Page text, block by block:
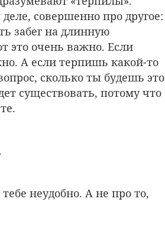
совершенно про другое:
забег на длинную
это очень важно. Если
А если терпишь какой-то
сколько ты будешь это
существовать, потому что
неудобно. А не про то,